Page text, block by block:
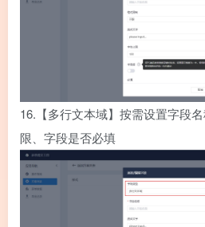
16. 【多行文本域】按需设置字段
限、字段是否必填